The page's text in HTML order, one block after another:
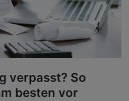
verpasst? So
besten vor